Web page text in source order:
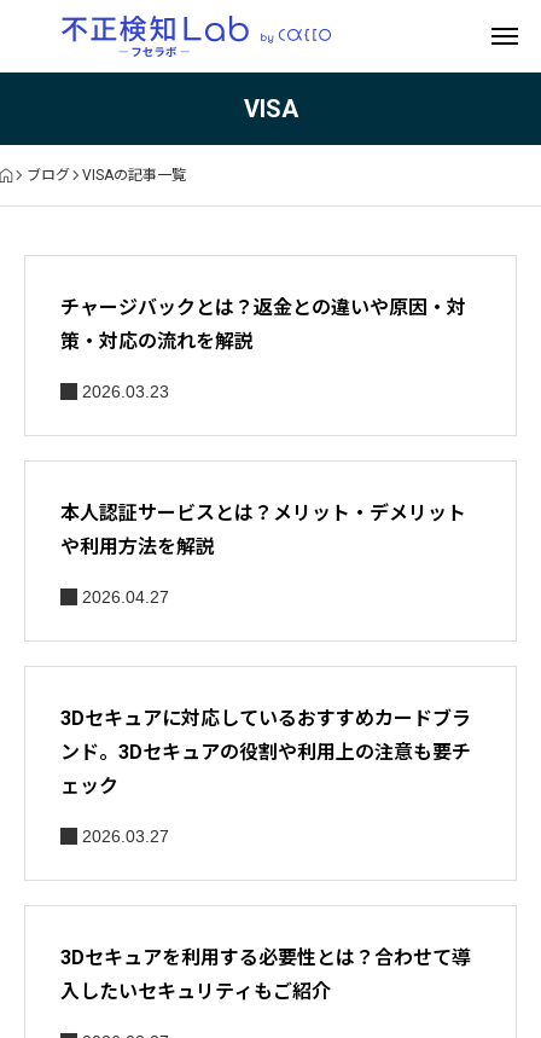
VISA
ブログ VISAの記事一覧
チャージバックとは？返金との違いや原因・対
策・対応の流れを解説
2026.03.23
本人認証サービスとは？メリット・デメリット
や利用方法を解説
2026.04.27
3Dセキュアに対応しているおすすめカードブラ
ンド。3Dセキュアの役割や利用上の注意も要チ
ェック
2026.03.27
3Dセキュアを利用する必要性とは？合わせて導
入したいセキュリティもご紹介